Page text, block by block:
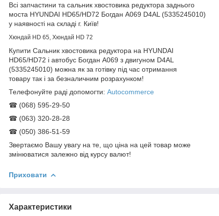
Всі запчастини та сальник хвостовика редуктора заднього
моста HYUNDAI HD65/HD72 Богдан А069 D4AL (5335245010)
у наявності на складі г. Київ!
Хюндай HD 65, Хюндай HD 72
Купити Сальник хвостовика редуктора на HYUNDAI
HD65/HD72 і автобус Богдан А069 з двигуном D4AL
(5335245010) можна як за готівку під час отримання
товару так і за безналичним розрахунком!
Телефонуйте раді допомогти: Autocommerce
☎ (068) 595-29-50
☎ (063) 320-28-28
☎ (050) 386-51-59
Звертаємо Вашу увагу на те, що ціна на цей товар може
змінюватися залежно від курсу валют!
Приховати
Характеристики